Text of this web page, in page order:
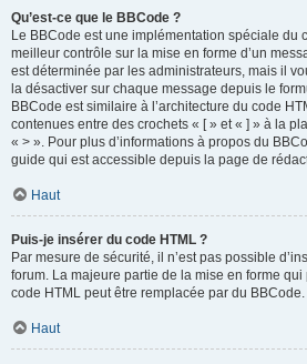
Qu’est-ce que le BBCode ?
Le BBCode est une implémentation spéciale du
meilleur contrôle sur la mise en forme d’un
est déterminée par les administrateurs, mais il
la désactiver sur chaque message depuis le
BBCode est similaire à l’architecture du code
contenues entre des crochets « [ » et « ] » à la
« > ». Pour plus d’informations à propos du
guide qui est accessible depuis la page de
Haut
Puis-je insérer du code HTML ?
Par mesure de sécurité, il n’est pas possible
forum. La majeure partie de la mise en forme
code HTML peut être remplacée par du BBCode.
Haut